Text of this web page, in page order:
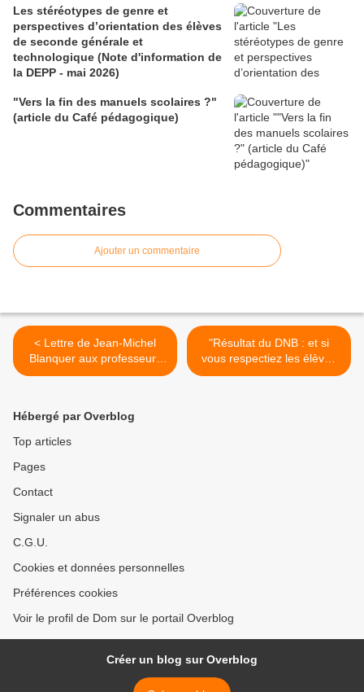
Les stéréotypes de genre et
perspectives d’orientation des élèves
de seconde générale et
technologique (Note d'information de
la DEPP - mai 2026)
"Vers la fin des manuels scolaires ?"
(article du Café pédagogique)
Commentaires
Ajouter un commentaire
< Lettre de Jean-Michel
Blanquer aux professeurs
et aux personnels de
"Résultat du DNB : et si
vous respectiez les élèves
?" (article du blog "Peut
Hébergé par Overblog
Top articles
Pages
Contact
Signaler un abus
C.G.U.
Cookies et données personnelles
Préférences cookies
Voir le profil de Dom sur le portail Overblog
Créer un blog sur Overblog